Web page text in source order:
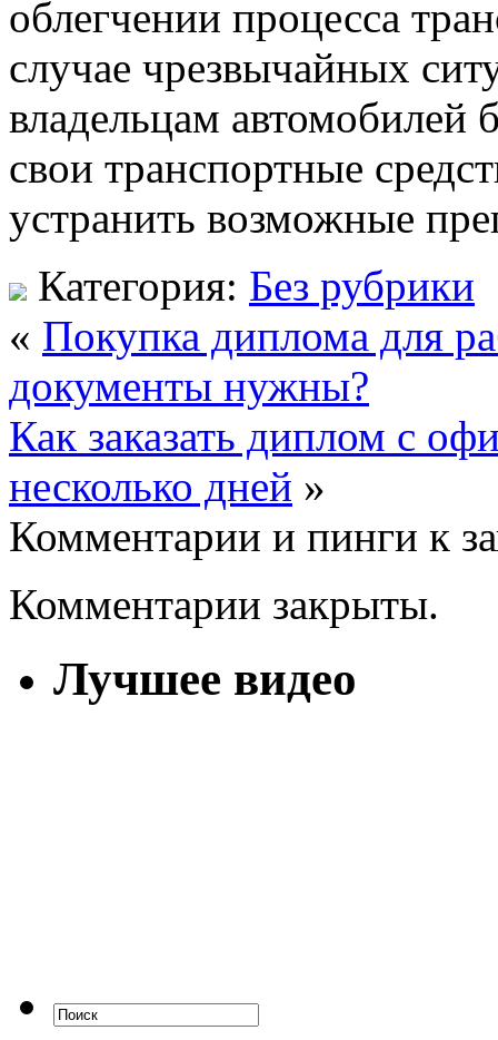
облегчении процесса
случае чрезвычайных
владельцам автомобилей
свои транспортные
устранить возможные
Категория: Без рубрики
« Покупка диплома для
документы нужны?
Как заказать диплом с
несколько дней »
Комментарии и пинги к
Комментарии закрыты.
Лучшее видео